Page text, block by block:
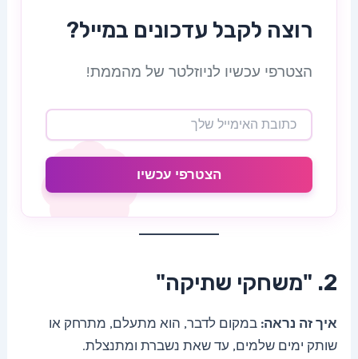
רוצה לקבל עדכונים במייל?
הצטרפי עכשיו לניוזלטר של מהממת!
הצטרפי עכשיו
2. "משחקי שתיקה"
איך זה נראה: במקום לדבר, הוא מתעלם, מתרחק או
שותק ימים שלמים, עד שאת נשברת ומתנצלת.